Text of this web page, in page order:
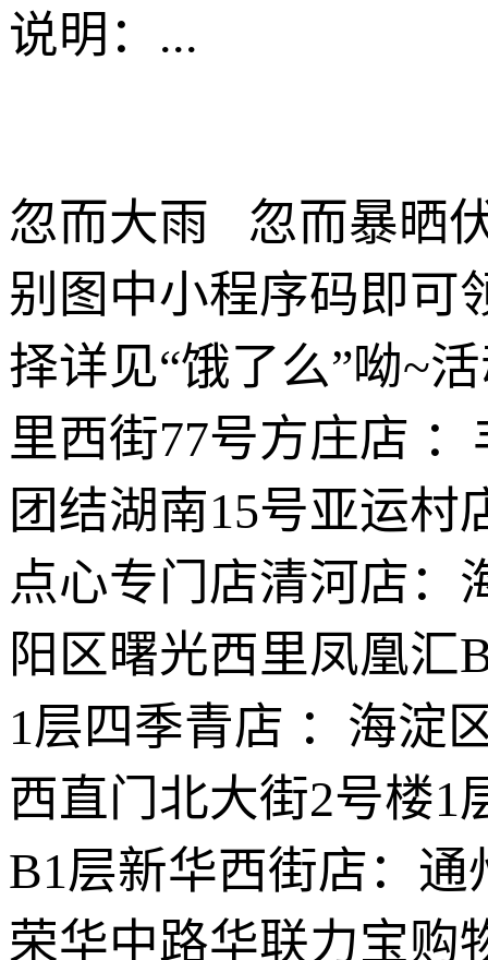
说明： ...
忽而大雨 忽而暴晒
别图中小程序码即可
择详见“饿了么”呦~
里西街77号方庄店
团结湖南15号亚运村
点心专门店清河店：
阳区曙光西里凤凰汇
1层四季青店 ：海淀
西直门北大街2号楼1
B1层新华西街店：
荣华中路华联力宝购